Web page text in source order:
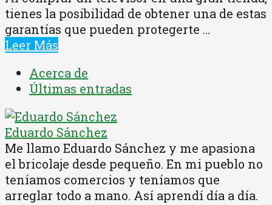
tienes la posibilidad de obtener una de estas
garantías que pueden protegerte ...
Leer Más
Acerca de
Últimas entradas
Eduardo Sánchez
Me llamo Eduardo Sánchez y me apasiona
el bricolaje desde pequeño. En mi pueblo no
teníamos comercios y teníamos que
arreglar todo a mano. Así aprendí día a día.